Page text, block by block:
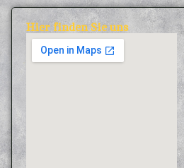
Hier finden Sie uns